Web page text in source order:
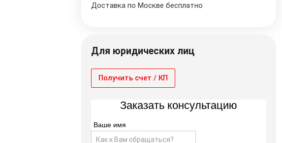
Доставка по Москве бесплатно
Для юридических лиц
Получить счет / КП
Заказать консультацию
Ваше имя